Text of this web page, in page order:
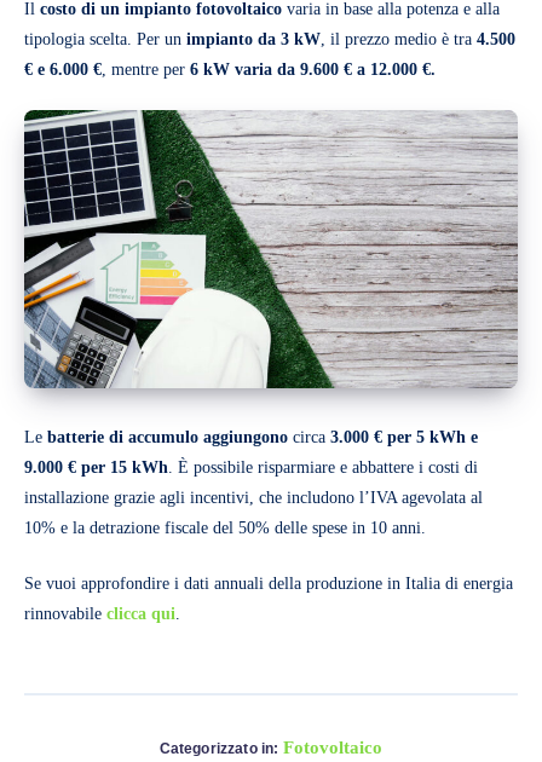
Il costo di un impianto fotovoltaico varia in base alla potenza e alla
tipologia scelta. Per un impianto da 3 kW, il prezzo medio è tra 4.500
€ e 6.000 €, mentre per 6 kW varia da 9.600 € a 12.000 €.
Le batterie di accumulo aggiungono circa 3.000 € per 5 kWh e
9.000 € per 15 kWh. È possibile risparmiare e abbattere i costi di
installazione grazie agli incentivi, che includono l’IVA agevolata al
10% e la detrazione fiscale del 50% delle spese in 10 anni​.
Se vuoi approfondire i dati annuali della produzione in Italia di energia
rinnovabile clicca qui.
Categorizzato in: Fotovoltaico